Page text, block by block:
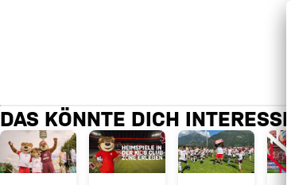
DAS KÖNNTE DICH